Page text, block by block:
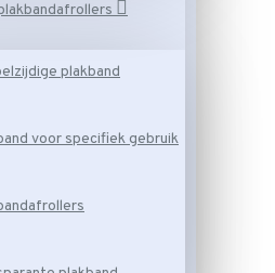
plakband
voor specifiek gebruik